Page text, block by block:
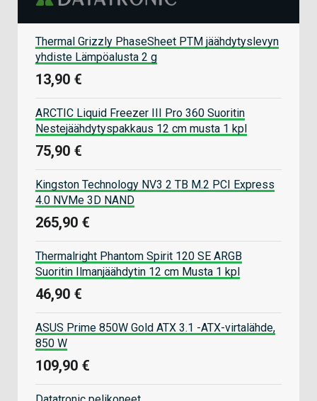
Thermal Grizzly PhaseSheet PTM jäähdytyslevyn
yhdiste Lämpöalusta 2 g
13,90 €
ARCTIC Liquid Freezer III Pro 360 Suoritin
Nestejäähdytyspakkaus 12 cm musta 1 kpl
75,90 €
Kingston Technology NV3 2 TB M.2 PCI Express
4.0 NVMe 3D NAND
265,90 €
Thermalright Phantom Spirit 120 SE ARGB
Suoritin Ilmanjäähdytin 12 cm Musta 1 kpl
46,90 €
ASUS Prime 850W Gold ATX 3.1 -ATX-virtalähde,
850 W
109,90 €